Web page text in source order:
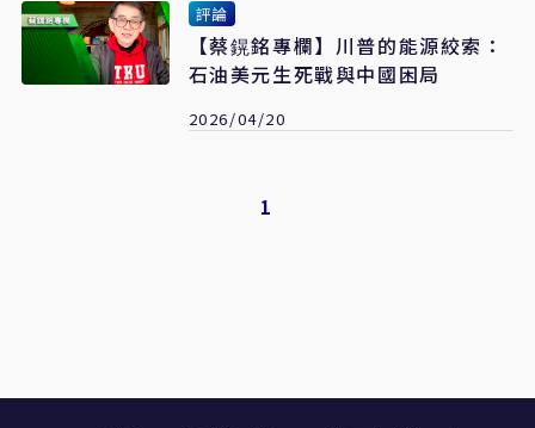
評論
【蔡鎤銘專欄】川普的能源絞索：
石油美元生死戰與中國困局
2026/04/20
1